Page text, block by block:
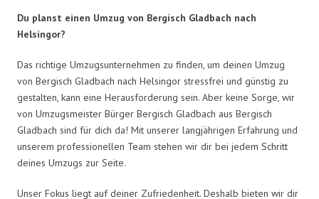
Du planst einen Umzug von Bergisch Gladbach nach
Helsingor?
Das richtige Umzugsunternehmen zu finden, um deinen Umzug
von Bergisch Gladbach nach Helsingor stressfrei und günstig zu
gestalten, kann eine Herausforderung sein. Aber keine Sorge, wir
von Umzugsmeister Bürger Bergisch Gladbach aus Bergisch
Gladbach sind für dich da! Mit unserer langjährigen Erfahrung und
unserem professionellen Team stehen wir dir bei jedem Schritt
deines Umzugs zur Seite.
Unser Fokus liegt auf deiner Zufriedenheit. Deshalb bieten wir dir